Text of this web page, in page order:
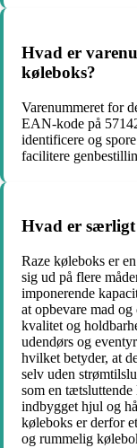
Hvad er
køleboks?
Varenummeret for
EAN-kode på
identificere og
facilitere
Hvad er særligt
Raze køleboks er
sig ud på flere
imponerende
at opbevare mad
kvalitet og
udendørs og
hvilket betyder, at
selv uden
som en
indbygget hjul og
køleboks er derfor
og rummelig